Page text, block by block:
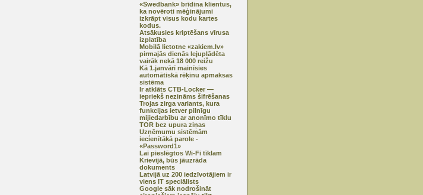
«Swedbank» brīdina klientus,
ka novēroti mēģinājumi
izkrāpt visus kodu kartes
kodus.
Atsākusies kriptēšans vīrusa
izplatība
Mobilā lietotne «zakiem.lv»
pirmajās dienās lejuplādēta
vairāk nekā 18 000 reižu
Kā 1.janvārī mainīsies
automātiskā rēķinu apmaksas
sistēma
Ir atklāts CTB-Locker —
iepriekš nezināms šifrēšanas
Trojas zirga variants, kura
funkcijas ietver pilnīgu
mijiedarbību ar anonīmo tīklu
TOR bez upura ziņas
Uzņēmumu sistēmām
iecienītākā parole -
«Password1»
Lai pieslēgtos Wi-Fi tīklam
Krievijā, būs jāuzrāda
dokuments
Latvijā uz 200 iedzīvotājiem ir
viens IT speciālists
Google sāk nodrošināt